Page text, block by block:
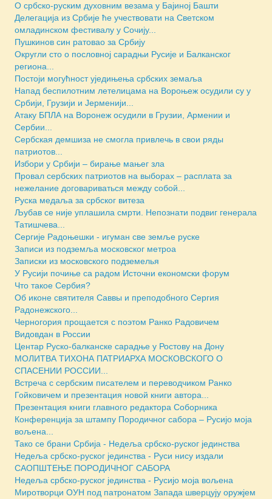
О србско-руским духовним везама у Бајиној Башти
Делегација из Србије ће учествовати на Светском
омладинском фестивалу у Сочију...
Пушкинов син ратовао за Србију
Округли сто о пословној сарадњи Русије и Балканског
региона...
Постоји могућност уједињења србских земаља
Напад беспилотним летелицама на Вороњеж осудили су у
Србији, Грузији и Јерменији...
Атаку БПЛА на Воронеж осудили в Грузии, Армении и
Сербии...
Сербская демшиза не смогла привлечь в свои ряды
патриотов...
Избори у Србији – бирање мањег зла
Провал сербских патриотов на выборах – расплата за
нежелание договариваться между собой...
Руска медаља за србског витеза
Љубав се није уплашила смрти. Непознати подвиг генерала
Татишчева...
Сергије Радоњешки - игуман све земље руске
Записи из подземља московског метроа
Зaписки из московского подземелья
У Русији почиње са радом Источни економски форум
Что такое Сербия?
Об иконе святителя Саввы и преподобного Сергия
Радонежского...
Черногория прощается с поэтом Ранко Радовичем
Видовдан в России
Центар Руско-балканске сарадње у Ростову на Дону
МОЛИТВА ТИХОНА ПАТРИАРХА МОСКОВСКОГО О
СПАСЕНИИ РОССИИ...
Встреча с сербским писателем и переводчиком Ранко
Гойковичем и презентация новой книги автора...
Презентация книги главного редактора Соборника
Конференција за штампу Породичног сабора – Русијо моја
вољена...
Тако се брани Србија - Недеља србско-руског јединства
Недеља србско-руског јединства - Руси нису издали
САОПШТЕЊЕ ПОРОДИЧНОГ САБОРА
Недеља србско-руског јединства - Русијо моја вољена
Миротворци ОУН под патронатом Запада шверцују оружјем